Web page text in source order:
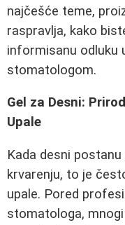
najčešće teme,
raspravlja, kako
informisanu odluku
stomatologom.
Gel za Desni:
Upale
Kada desni
krvarenju, to je
upale. Pored
stomatologa,